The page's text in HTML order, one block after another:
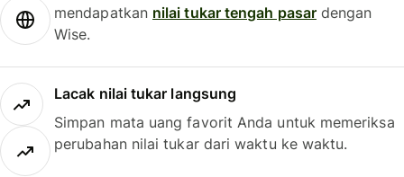
mendapatkan nilai tukar tengah pasardengan
Wise.
Lacak nilai tukar langsung
Simpan mata uang favorit Anda untuk memeriksa
perubahan nilai tukar dari waktu ke waktu.